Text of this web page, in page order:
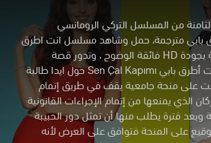
الحلقة 8 الثامنة من المسلسل التركي الرومانسي
بابي مترجمة، حمل وشاهد مسلسل انت اطرق
،وتدور قصة
المسلسل التركي أنت أطرق بابي Sen Çal Kapımı حول ايدا طالبة
على منحة جامعية يقف في طريق إتمام
الذي يمنعها من إتمام الإجراءات القانونية
فترة يطلب منها أن تمثل دور الحبيبة
على المنحة فتوافق على العرض لأنه